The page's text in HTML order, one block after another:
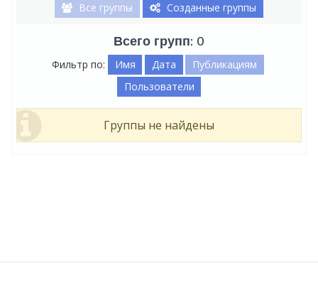
Все группы Созданные группы
Всего групп: 0
Фильтр по: Имя Дата
Публикациям
Пользователи
Группы не найдены